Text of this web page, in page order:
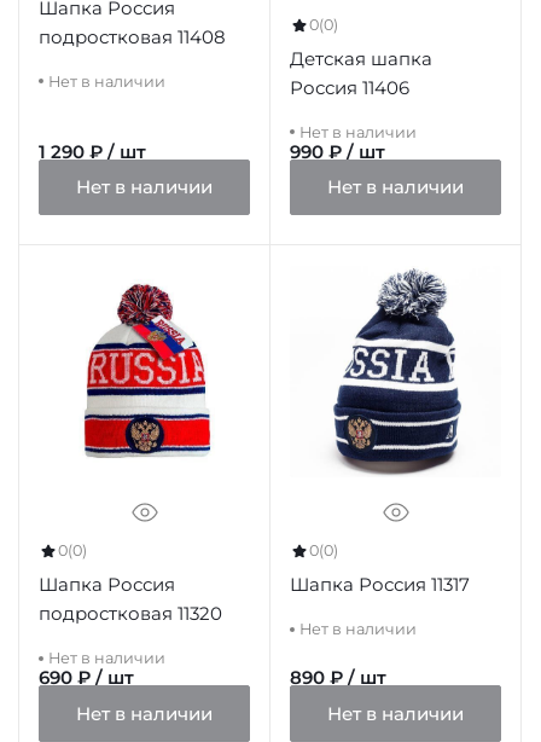
Шапка Россия
подростковая 11408
Нет в наличии
1 290 ₽ / шт
Нет в наличии
0(0)
Детская шапка
Россия 11406
Нет в наличии
990 ₽ / шт
Нет в наличии
0(0)
Шапка Россия
подростковая 11320
Нет в наличии
690 ₽ / шт
Нет в наличии
0(0)
Шапка Россия 11317
Нет в наличии
890 ₽ / шт
Нет в наличии